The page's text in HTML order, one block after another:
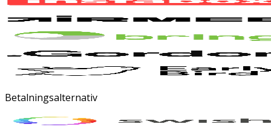
Betalningsalternativ